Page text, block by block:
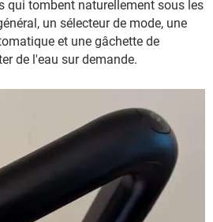
qui tombent naturellement sous les
un sélecteur de mode, une
et une gâchette de
de l'eau sur demande.